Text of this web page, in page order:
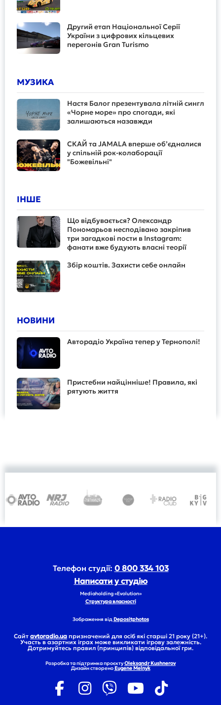
Другий етап Національної Серії
України з цифрових кільцевих
перегонів Gran Turismo
МУЗИКА
Настя Балог презентувала літній сингл
«Чорне море» про спогади, які
залишаються назавжди
СКАЙ та JAMALA вперше об’єдналися
у спільній рок-колаборації
"Божевільні"
ІНШЕ
Що відбувається? Олександр
Пономарьов несподівано закріпив
три загадкові пости в Instagram:
фанати вже будують власні теорії
Збір коштів. Захисти себе онлайн
НОВИНИ
Авторадіо Україна тепер у Тернополі!
Пристебни найцінніше! Правила, які
рятують життя
Телефон студії: 0 800 334 103
Написати у студію
Mediaholding «Evolution»
Структура власності
Зображення відDepositphotos
Сайт avtoradio.ua призначений для осіб які старші 21 року (21+).
Участь в азартних іграх може викликати ігрову залежність.
Дотримуйтесь правил (принципів) відповідальної гри.
Розробка та підтримка проєктуOleksandr Kushnerov
Дизайн створеноEugene Melnyk